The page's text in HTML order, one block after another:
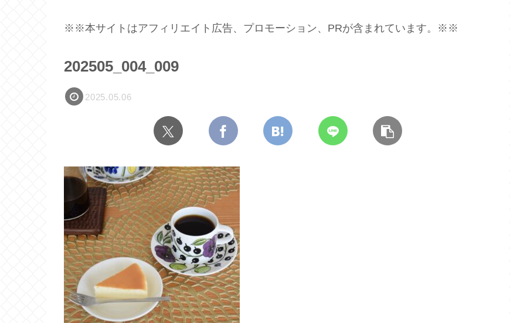
※※本サイトはアフィリエイト広告、プロモーション、PRが含まれています。※※
202505_004_009
2025.05.06